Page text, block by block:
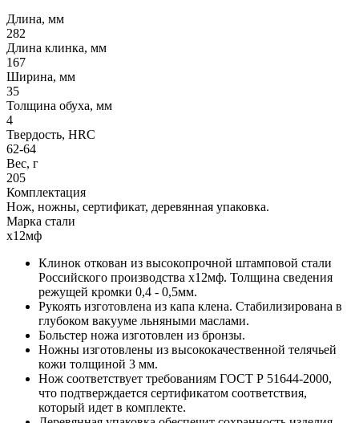
Длина, мм
282
Длина клинка, мм
167
Ширина, мм
35
Толщина обуха, мм
4
Твердость, HRC
62-64
Вес, г
205
Комплектация
Нож, ножны, сертификат, деревянная упаковка.
Марка стали
х12мф
Клинок откован из высокопрочной штамповой стали
Российского производства х12мф. Толщина сведения
режущей кромки 0,4 - 0,5мм.
Рукоять изготовлена из капа клена. Стабилизирована в
глубоком вакууме льняными маслами.
Больстер ножа изготовлен из бронзы.
Ножны изготовлены из высококачественной телячьей
кожи толщиной 3 мм.
Нож соответствует требованиям ГОСТ Р 51644-2000,
что подтверждается сертификатом соответствия,
который идет в комплекте.